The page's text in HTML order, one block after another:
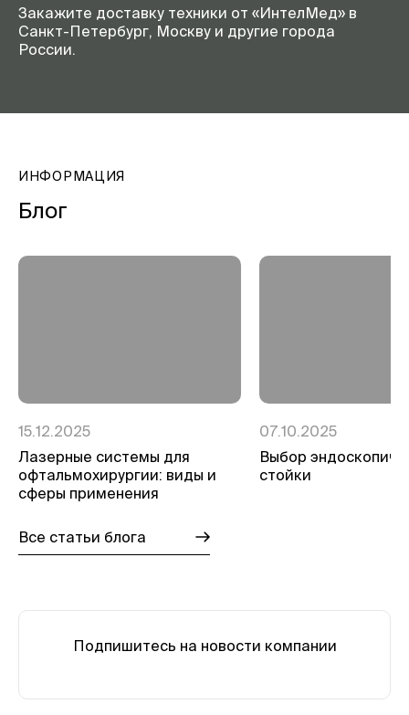
Закажите доставку техники от «ИнтелМед» в
Санкт-Петербург, Москву и другие города
России.
ИНФОРМАЦИЯ
Блог
15.12.2025
Лазерные системы для
офтальмохирургии: виды и
сферы применения
07.10.2025
Выбор
стойки
Все статьи блога
Подпишитесь на новости компании